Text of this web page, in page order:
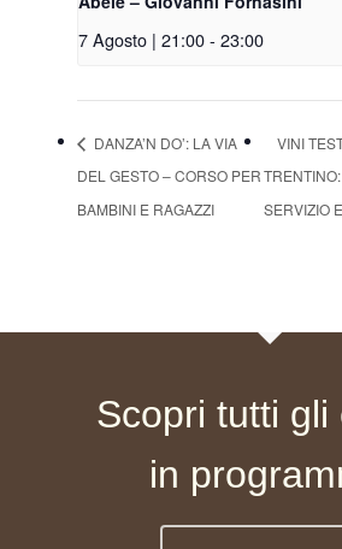
7 Agosto | 21:00- 23:00
DANZA’N DO’: LA VIA
DEL GESTO – CORSO PER
BAMBINI E RAGAZZI
VINI
SERVIZIO
Scopri tutti gli
in